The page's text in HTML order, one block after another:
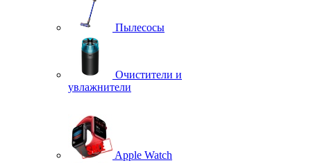
Пылесосы
Очистители и
увлажнители
Apple Watch